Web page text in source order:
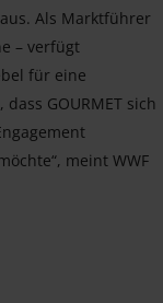
Als Marktführer
– verfügt
für eine
GOURMET sich
meint WWF